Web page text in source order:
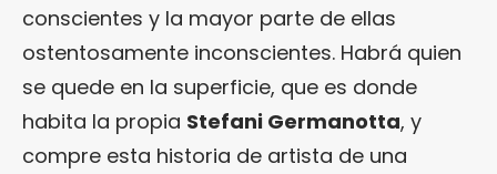
conscientes y la mayor parte de ellas
ostentosamente inconscientes. Habrá quien
se quede en la superficie, que es donde
habita la propia Stefani Germanotta, y
compre esta historia de artista de una